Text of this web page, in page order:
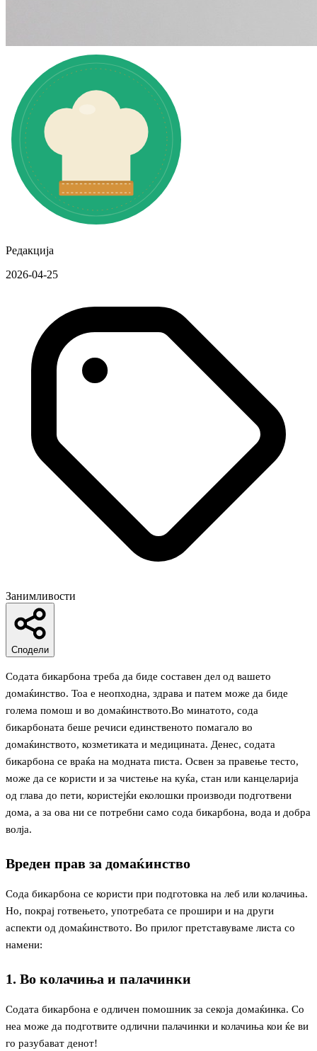
Редакција
2026-04-25
Занимливости
Сподели
Содата бикарбона треба да биде составен дел од вашето
домаќинство. Тоа е неопходна, здрава и патем може да биде
голема помош и во домаќинството.Во минатото, сода
бикарбоната беше речиси единственото помагало во
домаќинството, козметиката и медицината. Денес, содата
бикарбона се враќа на модната писта. Освен за правење тесто,
може да се користи и за чистење на куќа, стан или канцеларија
од глава до пети, користејќи еколошки производи подготвени
дома, а за ова ни се потребни само сода бикарбона, вода и добра
волја.
Вреден прав за домаќинство
Сода бикарбона се користи при подготовка на леб или колачиња.
Но, покрај готвењето, употребата се прошири и на други
аспекти од домаќинството. Во прилог претставуваме листа со
намени:
1. Во колачиња и палачинки
Содата бикарбона е одличен помошник за секоја домаќинка. Со
неа може да подготвите одлични палачинки и колачиња кои ќе ви
го разубават денот!